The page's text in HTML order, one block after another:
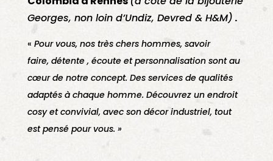
Georges, non loin d’Undiz, Devred & H&M) .
« Pour vous, nos très chers hommes, savoir
faire, détente , écoute et personnalisation sont au
cœur de notre concept. Des services de qualités
adaptés à chaque homme. Découvrez un endroit
cosy et convivial, avec son décor industriel, tout
est pensé pour vous. »